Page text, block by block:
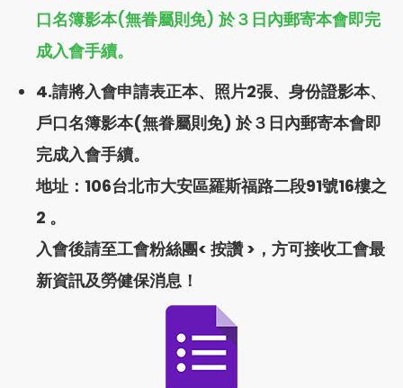
口名簿影本(無眷屬則免) 於３日內郵寄本會即完
成入會手續。
4.請將入會申請表正本、照片2張、身份證影本、
戶口名簿影本(無眷屬則免) 於３日內郵寄本會即
完成入會手續。
地址：106台北市大安區羅斯福路二段91號16樓之
2 。
入會後請至工會粉絲團< 按讚>，方可接收工會最
新資訊及勞健保消息！